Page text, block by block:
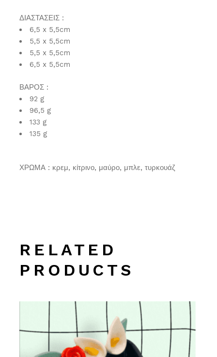
ΔΙΑΣΤΑΣΕΙΣ :
6,5 x 5,5cm
5,5 x 5,5cm
5,5 x 5,5cm
6,5 x 5,5cm
ΒΑΡΟΣ :
92 g
96,5 g
133 g
135 g
ΧΡΩΜΑ : κρεμ, κίτρινο, μαύρο, μπλε, τυρκουάζ
RELATED
PRODUCTS